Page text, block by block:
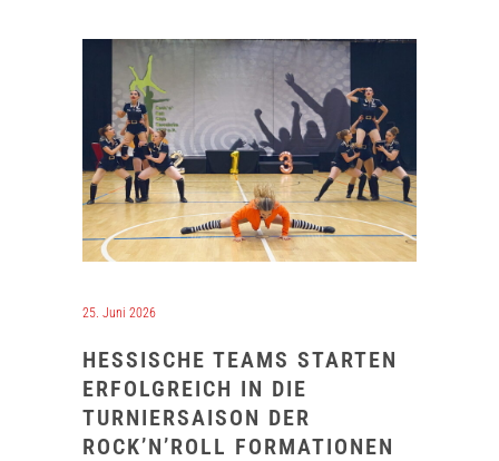
25. Juni 2026
HESSISCHE TEAMS STARTEN
ERFOLGREICH IN DIE
TURNIERSAISON DER
ROCK’N’ROLL FORMATIONEN